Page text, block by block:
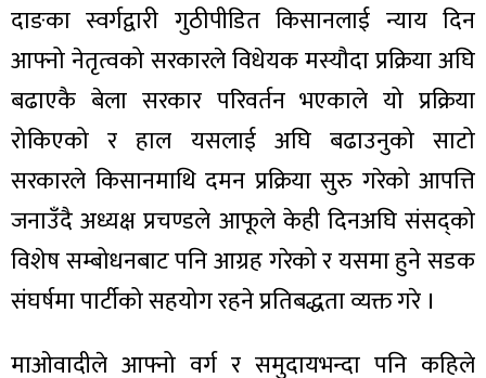
दाङका स्वर्गद्वारी गुठीपीडित किसानलाई न्याय दिन
आफ्नो नेतृत्वको सरकारले विधेयक मस्यौदा प्रक्रिया अघि
बढाएकै बेला सरकार परिवर्तन भएकाले यो प्रक्रिया
रोकिएको र हाल यसलाई अघि बढाउनुको साटो
सरकारले किसानमाथि दमन प्रक्रिया सुरु गरेको आपत्ति
जनाउँदै अध्यक्ष प्रचण्डले आफूले केही दिनअघि संसद्को
विशेष सम्बोधनबाट पनि आग्रह गरेको र यसमा हुने सडक
संघर्षमा पार्टीको सहयोग रहने प्रतिबद्धता व्यक्त गरे ।
माओवादीले आफ्नो वर्ग र समुदायभन्दा पनि कहिले